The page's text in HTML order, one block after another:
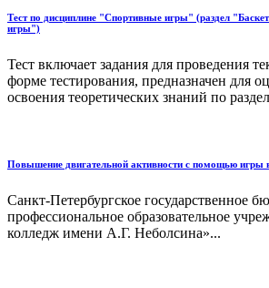
Тест по дисциплине "Спортивные игры" (раздел
игры")
Тест включает задания для проведения
форме тестирования, предназначен для
освоения теоретических знаний по
Повышение двигательной активности с помощью игры
Санкт-Петербургское государственное
профессиональное образовательное
колледж имени А.Г. Неболсина»...